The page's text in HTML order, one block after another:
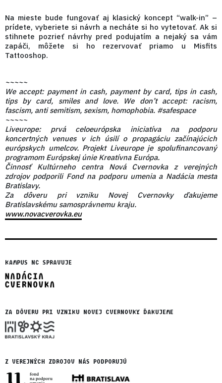
Na mieste bude fungovať aj klasický koncept “walk-in” –
prídete, vyberiete si návrh a necháte si ho vytetovať. Ak si
stihnete pozrieť návrhy pred podujatím a nejaký sa vám
zapáči, môžete si ho rezervovať priamo u Misfits
Tattooshop.
~~~~~
We accept: payment in cash, payment by card, tips in cash,
tips by card, smiles and love. We don’t accept: racism,
fascism, anti semitism, sexism, homophobia. #safespace
~~~~~
Liveurope: prvá celoeurópska iniciatíva na podporu
koncertných venues v ich úsilí o propagáciu začínajúcich
európskych umelcov. Projekt Liveurope je spolufinancovaný
programom Európskej únie Kreatívna Európa.
Činnosť Kultúrneho centra Nová Cvernovka z verejných
zdrojov podporili Fond na podporu umenia a Nadácia mesta
Bratislavy.
Za dôveru pri vzniku Novej Cvernovky ďakujeme
Bratislavskému samosprávnemu kraju.
www.novacverovka.eu
KAMPUS NC SPRAVUJE
ZA DÔVERU PRI VZNIKU NOVEJ CVERNOVKY ĎAKUJEME
Z VEREJNÝCH ZDROJOV NÁS PODPORUJÚ